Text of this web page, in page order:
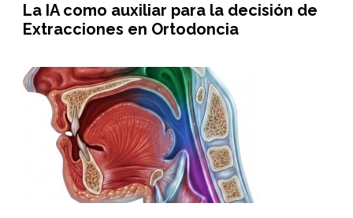
La IA como auxiliar para la decisión de
Extracciones en Ortodoncia